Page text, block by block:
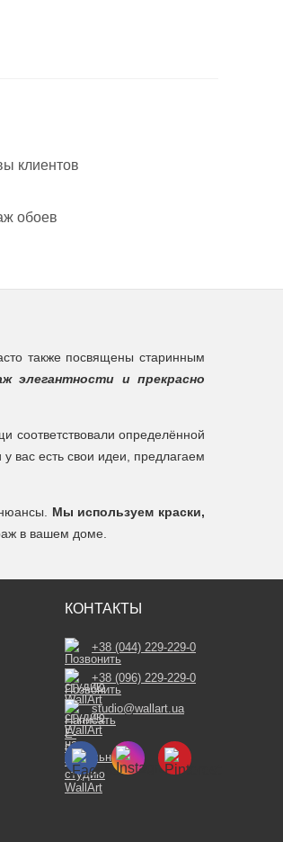
клиентов
обоев
также посвящены старинным
элегантности и прекрасно
соответствовали определённой
вас есть свои идеи, предлагаем
Мы используем краски,
в вашем доме.
КОНТАКТЫ
+38 (044) 229-229-0
+38 (096) 229-229-0
studio@wallart.ua